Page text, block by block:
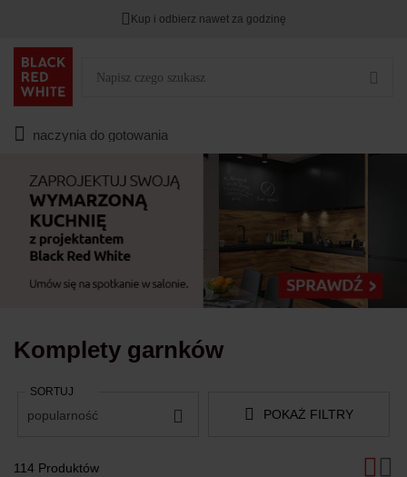
DODATKOWE -3%PRZY ZAKUPIE 2
Kup i odbierz nawet za godzinę
naczynia do gotowania
Komplety garnków
114 Produktów
POKAŻ FILTRY
SORTUJ
popularność